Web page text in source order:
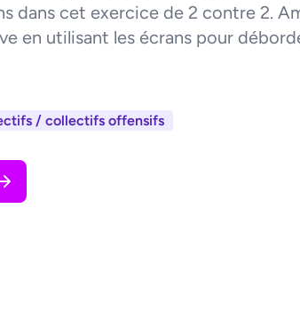
dans cet exercice de 2 contre 2.
en utilisant les écrans pour
/ collectifs offensifs